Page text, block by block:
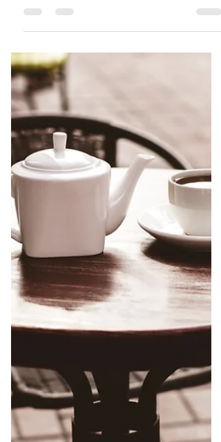
智/東洋医学/ 自律神経失調症/
鍼灸ゆーせん
東洋医学での「肝」とは肝臓そのものではな
く、気の巡り・感情・血の働きなどを調節し
ます。 ストレス・怒り・緊張などで「肝」が
弱ると気と血の巡りが悪くなり自律神経失調
症、イライラ、不眠症、落ち込み、情緒不安
定、食欲不振・、動悸、手足の冷えシビレ、
肩こり、頭痛・めまい、目の病気な...